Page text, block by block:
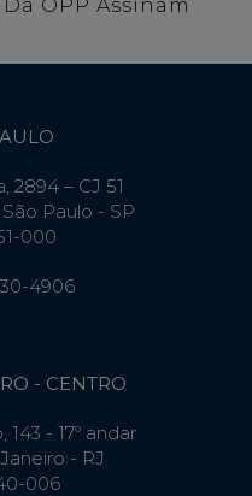
OPP Assinam
2894 – CJ 51
Paulo - SP
000
4906
- CENTRO
- 17º andar
- RJ
006